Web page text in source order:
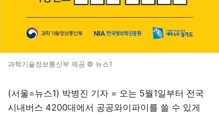
과학기술정보통신부 제공 © 뉴스1
(서울=뉴스1) 박병진 기자 = 오는 5월1일부터 전국
시내버스 4200대에서 공공와이파이를 쓸 수 있게